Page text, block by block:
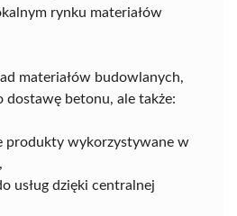
rynku materiałów
materiałów budowlanych,
betonu, ale także:
produkty wykorzystywane w
usług dzięki centralnej